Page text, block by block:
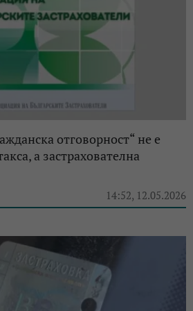
отговорност“ не е
а застрахователна
14:52, 12.05.2026